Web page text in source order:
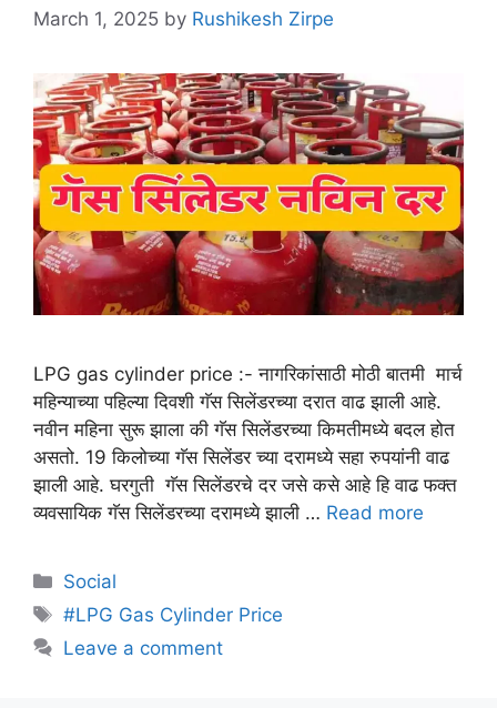
March 1, 2025 by Rushikesh Zirpe
LPG gas cylinder price :- नागरिकांसाठी मोठी बातमी मार्च
महिन्याच्या पहिल्या दिवशी गॅस सिलेंडरच्या दरात वाढ झाली आहे.
नवीन महिना सुरू झाला की गॅस सिलेंडरच्या किमतीमध्ये बदल होत
असतो. 19 किलोच्या गॅस सिलेंडर च्या दरामध्ये सहा रुपयांनी वाढ
झाली आहे. घरगुती गॅस सिलेंडरचे दर जसे कसे आहे हि वाढ फक्त
व्यवसायिक गॅस सिलेंडरच्या दरामध्ये झाली … Read more
Categories
Social
Tags
#LPG Gas Cylinder Price
Leave a comment